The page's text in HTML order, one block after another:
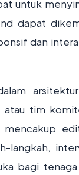
untuk
dapat
dan
atau tim
langkah,
bagi